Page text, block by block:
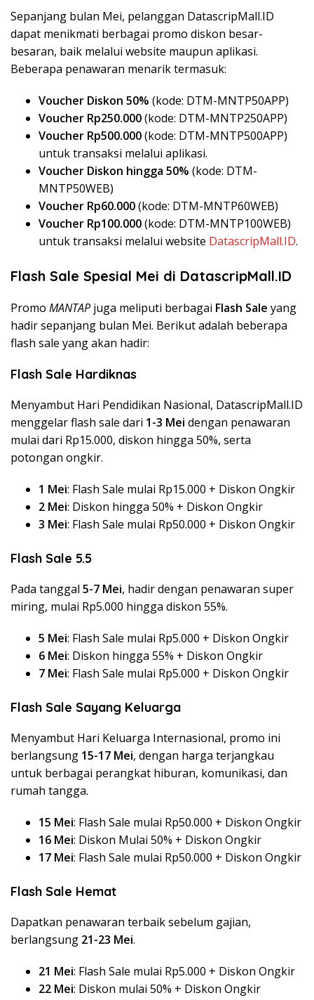
Sepanjang bulan Mei, pelanggan DatascripMall.ID
dapat menikmati berbagai promo diskon besar-
besaran, baik melalui website maupun aplikasi.
Beberapa penawaran menarik termasuk:
Voucher Diskon 50% (kode: DTM-MNTP50APP)
Voucher Rp250.000(kode: DTM-MNTP250APP)
Voucher Rp500.000(kode: DTM-MNTP500APP)
untuk transaksi melalui aplikasi.
Voucher Diskon hingga 50% (kode: DTM-
MNTP50WEB)
Voucher Rp60.000(kode: DTM-MNTP60WEB)
Voucher Rp100.000(kode: DTM-MNTP100WEB)
untuk transaksi melalui website DatascripMall.ID.
Flash Sale Spesial Mei di DatascripMall.ID
Promo MANTAP juga meliputi berbagai Flash Sale yang
hadir sepanjang bulan Mei. Berikut adalah beberapa
flash sale yang akan hadir:
Flash Sale Hardiknas
Menyambut Hari Pendidikan Nasional, DatascripMall.ID
menggelar flash sale dari 1-3 Mei dengan penawaran
mulai dari Rp15.000, diskon hingga 50%, serta
potongan ongkir.
1 Mei: Flash Sale mulai Rp15.000 + Diskon Ongkir
2 Mei: Diskon hingga 50% + Diskon Ongkir
3 Mei: Flash Sale mulai Rp50.000 + Diskon Ongkir
Flash Sale 5.5
Pada tanggal 5-7 Mei, hadir dengan penawaran super
miring, mulai Rp5.000 hingga diskon 55%.
5 Mei: Flash Sale mulai Rp5.000 + Diskon Ongkir
6 Mei: Diskon hingga 55% + Diskon Ongkir
7 Mei: Flash Sale mulai Rp5.000 + Diskon Ongkir
Flash Sale Sayang Keluarga
Menyambut Hari Keluarga Internasional, promo ini
berlangsung 15-17 Mei, dengan harga terjangkau
untuk berbagai perangkat hiburan, komunikasi, dan
rumah tangga.
15 Mei: Flash Sale mulai Rp50.000 + Diskon Ongkir
16 Mei: Diskon Mulai 50% + Diskon Ongkir
17 Mei: Flash Sale mulai Rp50.000 + Diskon Ongkir
Flash Sale Hemat
Dapatkan penawaran terbaik sebelum gajian,
berlangsung 21-23 Mei.
21 Mei: Flash Sale mulai Rp5.000 + Diskon Ongkir
22 Mei: Diskon mulai 50% + Diskon Ongkir